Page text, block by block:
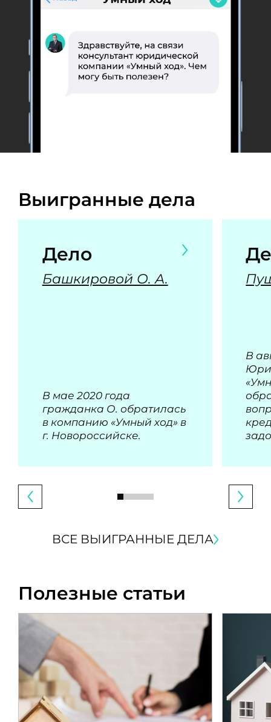
Выигранные дела
Дело
Башкировой О. А.
В мае 2020 года
гражданка О. обратилась
в компанию «Умный ход» в
г. Новороссийске.
В
ВСЕ ВЫИГРАННЫЕ ДЕЛА
Полезные статьи